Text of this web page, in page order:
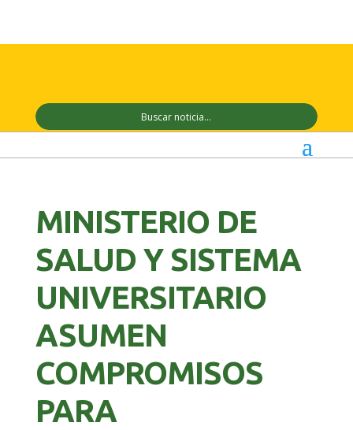
MINISTERIO DE
SALUD Y SISTEMA
UNIVERSITARIO
ASUMEN
COMPROMISOS
PARA